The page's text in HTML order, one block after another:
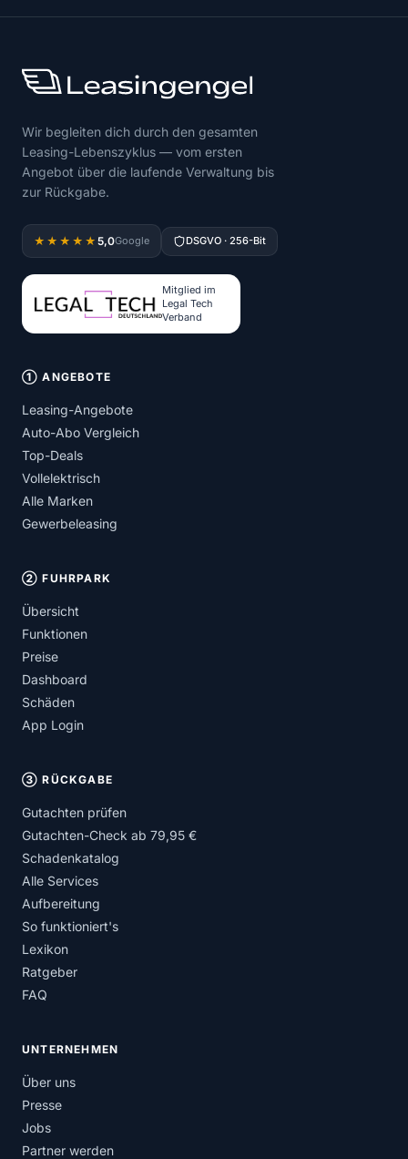
Wir begleiten dich durch den gesamten
Leasing-Lebenszyklus — vom ersten
Angebot über die laufende Verwaltung bis
zur Rückgabe.
★★★★★ 5,0Google DSGVO · 256-Bit
Mitglied im
Legal Tech
Verband
① ANGEBOTE
Leasing-Angebote
Auto-Abo Vergleich
Top-Deals
Vollelektrisch
Alle Marken
Gewerbeleasing
② FUHRPARK
Übersicht
Funktionen
Preise
Dashboard
Schäden
App Login
③ RÜCKGABE
Gutachten prüfen
Gutachten-Check ab 79,95 €
Schadenkatalog
Alle Services
Aufbereitung
So funktioniert's
Lexikon
Ratgeber
FAQ
UNTERNEHMEN
Über uns
Presse
Jobs
Partner werden